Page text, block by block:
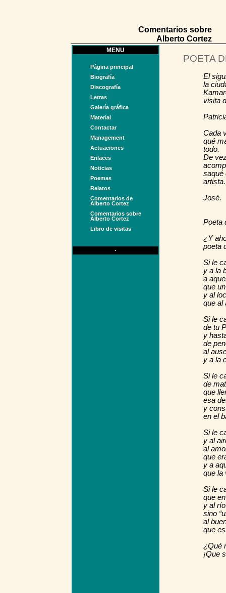
Comentarios sobre
Alberto Cortez
MENU
Página principal
Biografía
Discografía
Letras
Galería gráfica
Material
Contactar
Management
Actuaciones
Enlaces
Noticias
Poemas
Relatos
Comentarios de
Alberto Cortez
Comentarios sobre
Alberto Cortez
Libro de visitas
·
POETA
El
la
visita
Cada
qué
todo.
De
saqué
artista.
José.
Poeta
¿Y
poeta
Si le
y a la
a
que
y al
que al
Si le
de tu
y
de
al
y a la
Si le
de
que
esa
y
en el
Si le
y al
al
que
y a
que la
Si le
que
y al
sino
al
que
¿Qué
¡Que